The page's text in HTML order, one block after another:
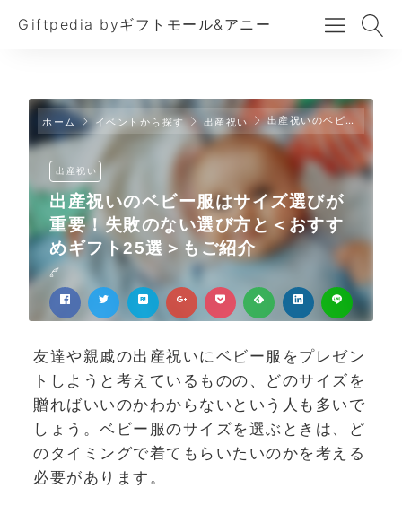
Giftpedia byギフトモール&アニー
ホーム イベントから探す 出産祝い 出産祝いのベビー服はサイズ選びが重要！失敗のない選び方と＜おすすめギフト25選＞もご紹介
出産祝い
出産祝いのベビー服はサイズ選びが
重要！失敗のない選び方と＜おすす
めギフト25選＞もご紹介
友達や親戚の出産祝いにベビー服をプレゼン
トしようと考えているものの、どのサイズを
贈ればいいのかわからないという人も多いで
しょう。ベビー服のサイズを選ぶときは、ど
のタイミングで着てもらいたいのかを考える
必要があります。